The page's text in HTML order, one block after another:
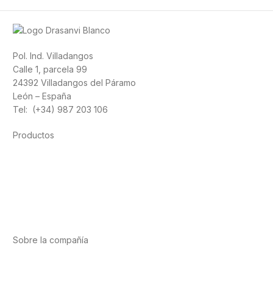
Pol. Ind. Villadangos
Calle 1, parcela 99
24392 Villadangos del Páramo
León – España
Tel: (+34) 987 203 106
Productos
Sobre la compañía